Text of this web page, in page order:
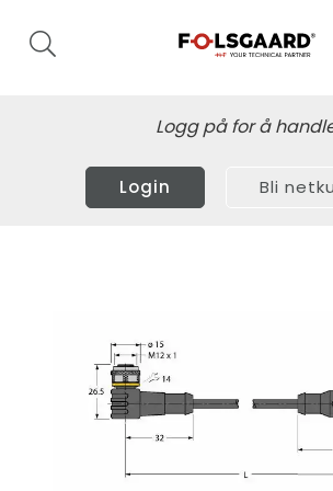
Logg på for å
Login Bli